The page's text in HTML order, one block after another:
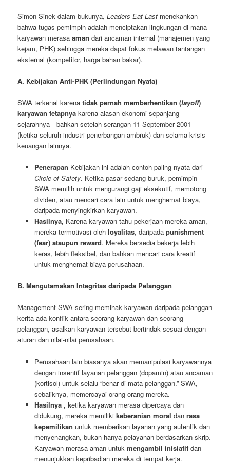
Simon Sinek dalam bukunya,Leaders Eat Last menekankan
bahwa tugas pemimpin adalah menciptakan lingkungan di mana
karyawan merasaaman dari ancaman internal (manajemen yang
kejam, PHK) sehingga mereka dapat fokus melawan tantangan
eksternal (kompetitor, harga bahan bakar).
A. Kebijakan Anti-PHK (Perlindungan Nyata)
SWA terkenal karenatidak pernah memberhentikan (layoff)
karyawan tetapnya karena alasan ekonomi sepanjang
sejarahnya—bahkan setelah serangan 11 September 2001
(ketika seluruh industri penerbangan ambruk) dan selama krisis
keuangan lainnya.
Penerapan Kebijakan ini adalah contoh paling nyata dari
Circle of Safety. Ketika pasar sedang buruk, pemimpin
SWA memilih untuk mengurangi gaji eksekutif, memotong
dividen, atau mencari cara lain untuk menghemat biaya,
daripada menyingkirkan karyawan.
Hasilnya, Karena karyawan tahu pekerjaan mereka aman,
mereka termotivasi oleh loyalitas, daripada punishment
(fear) ataupun reward. Mereka bersedia bekerja lebih
keras, lebih fleksibel, dan bahkan mencari cara kreatif
untuk menghemat biaya perusahaan.
B. Mengutamakan Integritas daripada Pelanggan
Management SWA sering memihak karyawan daripada pelanggan
kerita ada konflik antara seorang karyawan dan seorang
pelanggan, asalkan karyawan tersebut bertindak sesuai dengan
aturan dan nilai-nilai perusahaan.
Perusahaan lain biasanya akan memanipulasi karyawannya
dengan insentif layanan pelanggan (dopamin) atau ancaman
(kortisol) untuk selalu “benar di mata pelanggan.” SWA,
sebaliknya, memercayai orang-orang mereka.
Hasilnya , ketika karyawan merasa dipercaya dan
didukung, mereka memiliki keberanian moral dan rasa
kepemilikan untuk memberikan layanan yang autentik dan
menyenangkan, bukan hanya pelayanan berdasarkan skrip.
Karyawan merasa aman untuk mengambil inisiatifdan
menunjukkan kepribadian mereka di tempat kerja.